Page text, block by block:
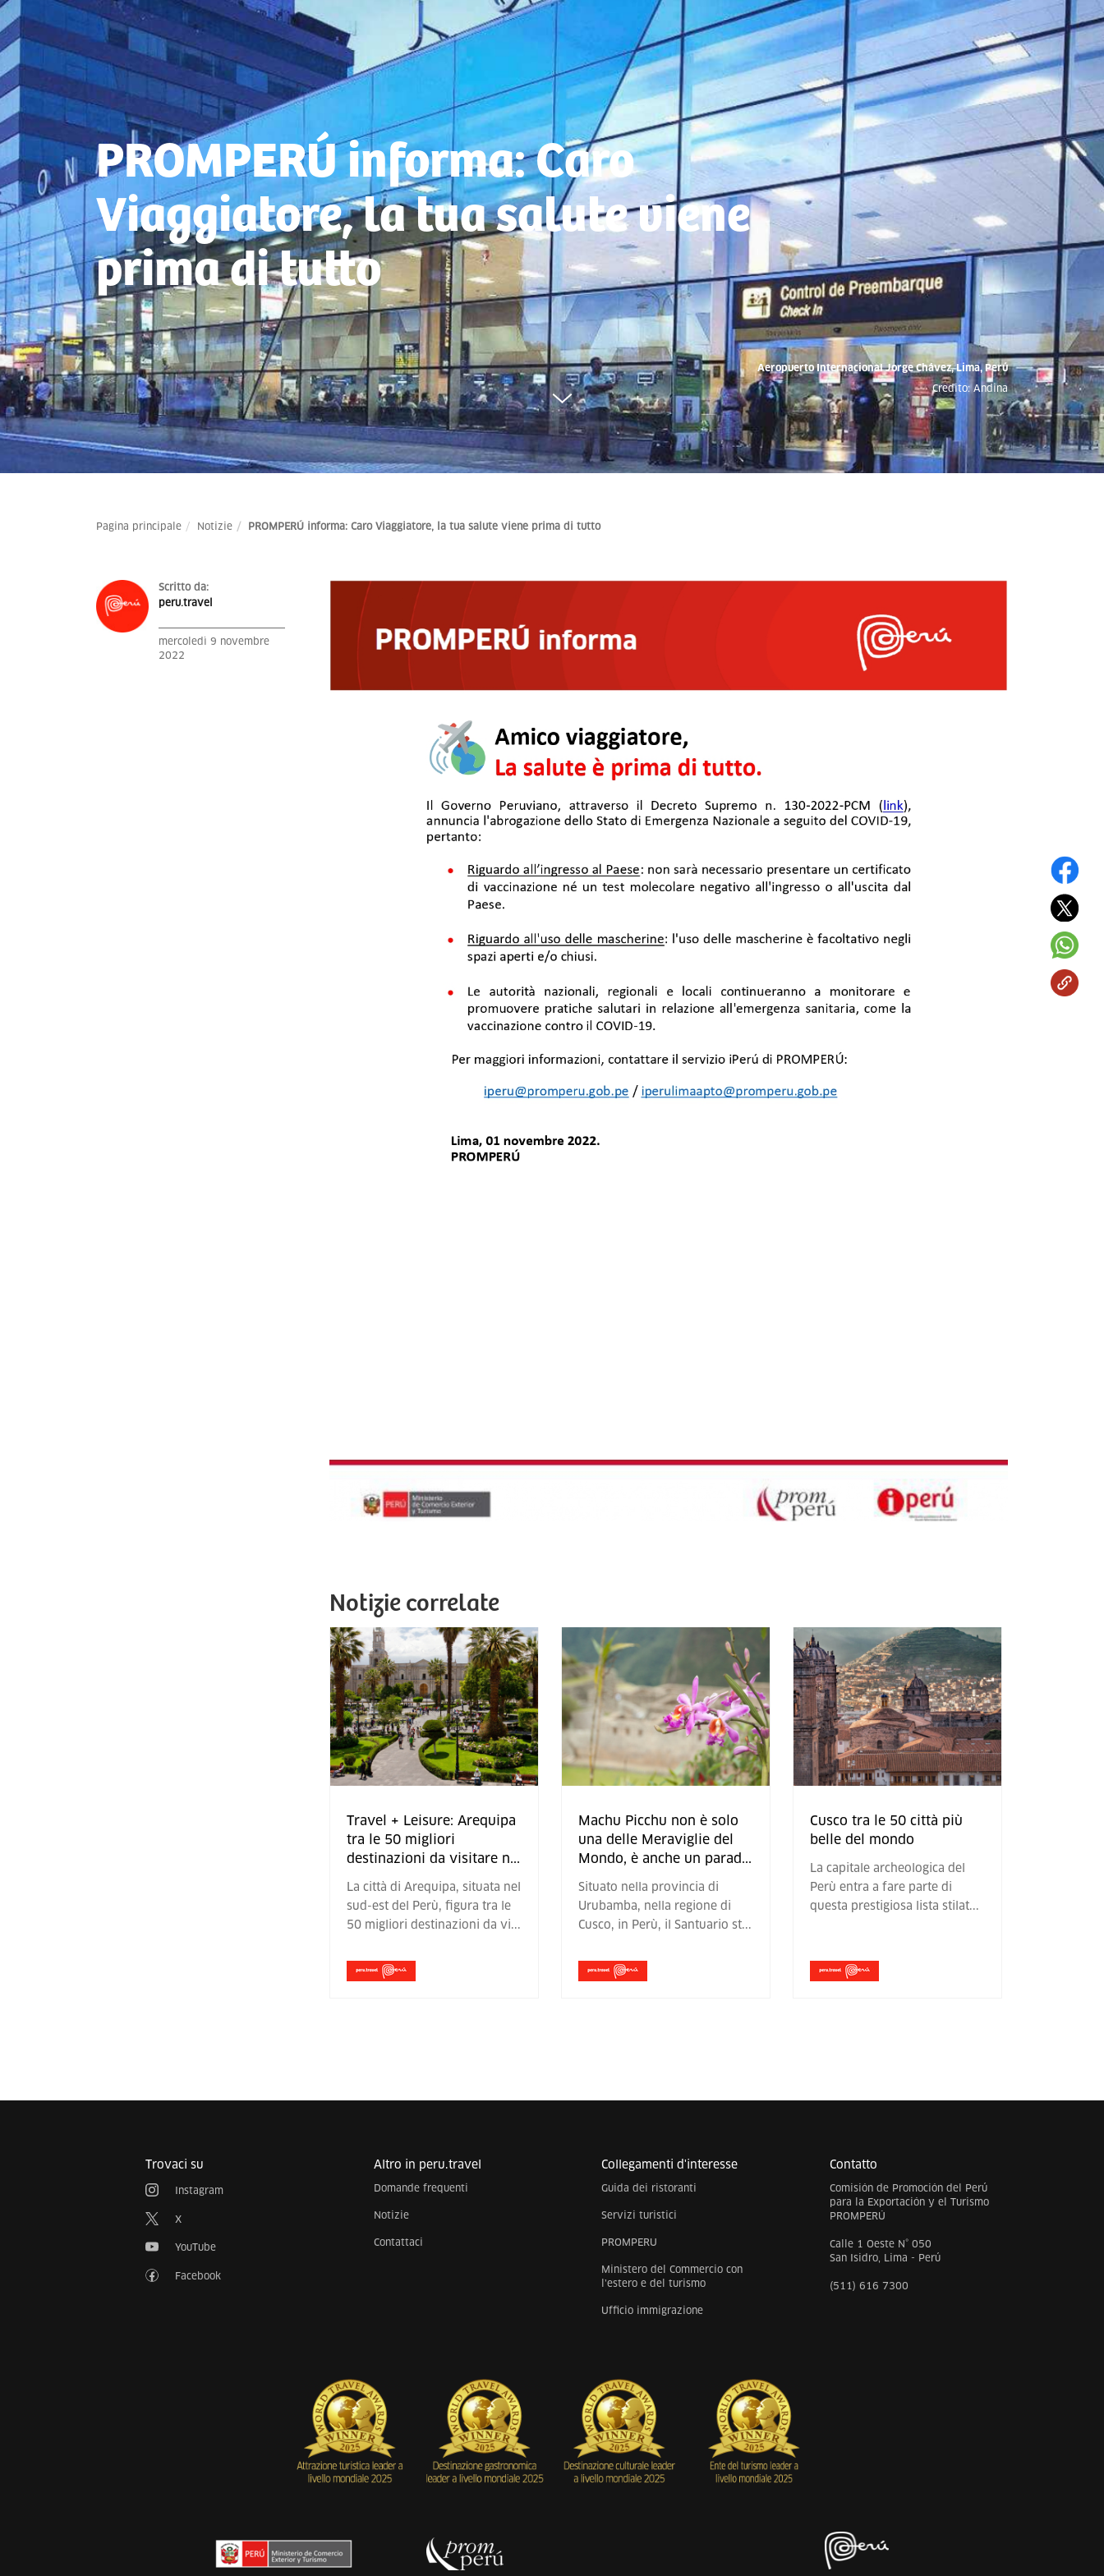
PROMPERÚ informa: Caro
Viaggiatore, la tua salute viene
prima di tutto
Aeropuerto Internacional Jorge Chávez, Lima, Perú
Credito: Andina
Pagina principale Notizie PROMPERÚ informa: Caro Viaggiatore, la tua salute viene prima di tutto
Scritto da:
peru.travel
mercoledì 9 novembre
2022
Notizie correlate
Travel + Leisure: Arequipa
tra le 50 migliori
destinazioni da visitare n...
La città di Arequipa, situata nel
sud-est del Perù, figura tra le
50 migliori destinazioni da vi...
Machu Picchu non è solo
una delle Meraviglie del
Mondo, è anche un parad...
Situato nella provincia di
Urubamba, nella regione di
Cusco, in Perù, il Santuario st...
Cusco tra le 50 città più
belle del mondo
La capitale archeologica del
Perù entra a fare parte di
questa prestigiosa lista stilat...
Trovaci su
Instagram
X
YouTube
Facebook
Altro in peru.travel
Domande frequenti
Notizie
Contattaci
Collegamenti d'interesse
Guida dei ristoranti
Servizi turistici
PROMPERU
Ministero del Commercio con
l’estero e del turismo
Ufficio immigrazione
Contatto
Comisión de Promoción del Perú
para la Exportación y el Turismo
PROMPERÚ
Calle 1 Oeste N° 050
San Isidro, Lima - Perú
(511) 616 7300